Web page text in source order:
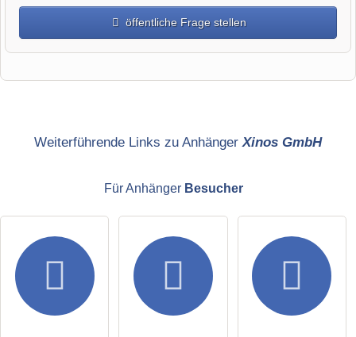
öffentliche Frage stellen
E-Mail-Adresse (wird nicht veröffentlicht)
Hiermit akzeptiere ich die .
Weiterführende Links zu Anhänger Xinos GmbH
Für Anhänger Besucher